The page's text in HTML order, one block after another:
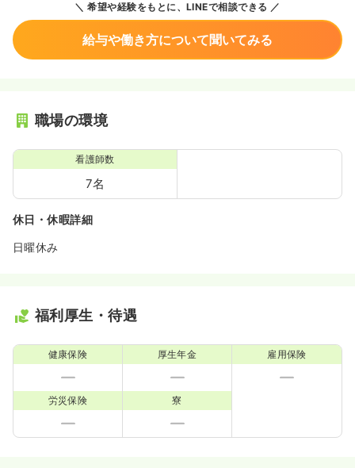
希望や経験をもとに、LINEで相談できる
給与や働き方について聞いてみる
職場の環境
看護師数
7名
休日・休暇詳細
日曜休み
福利厚生・待遇
健康保険 厚生年金 雇用保険
労災保険 寮